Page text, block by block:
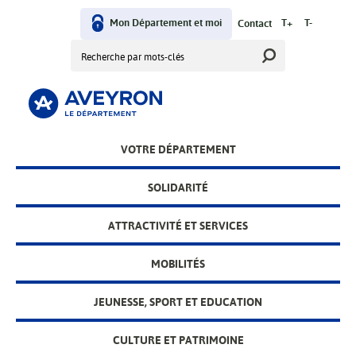
menu
Mon Département et moi Contact T+ T-
VOTRE DÉPARTEMENT
SOLIDARITÉ
ATTRACTIVITÉ ET SERVICES
MOBILITÉS
JEUNESSE, SPORT ET EDUCATION
CULTURE ET PATRIMOINE